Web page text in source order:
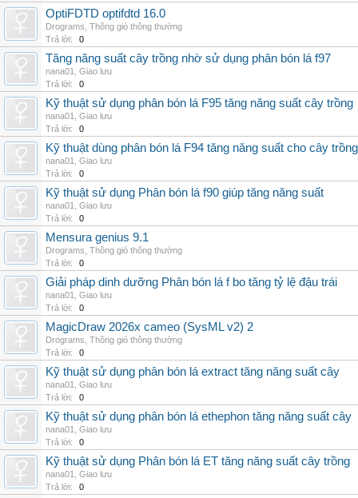
OptiFDTD optifdtd 16.0
Drograms Thông gió thông thường
Trả lời:
0
Tăng năng suất cây trồng nhờ sử dụng phân bón lá f97
nana01
Giao lưu
Trả lời:
0
Kỹ thuật sử dụng phân bón lá F95 tăng năng suất cây trồng
nana01
Giao lưu
Trả lời:
0
Kỹ thuật dùng phân bón lá F94 tăng năng suất cho cây trồng
nana01
Giao lưu
Trả lời:
0
Kỹ thuật sử dụng Phân bón lá f90 giúp tăng năng suất
nana01
Giao lưu
Trả lời:
0
Mensura genius 9.1
Drograms Thông gió thông thường
Trả lời:
0
Giải pháp dinh dưỡng Phân bón lá f bo tăng tỷ lệ đậu trái
nana01
Giao lưu
Trả lời:
0
MagicDraw 2026x cameo (SysML v2) 2
Drograms Thông gió thông thường
Trả lời:
0
Kỹ thuật sử dụng phân bón lá extract tăng năng suất cây
nana01
Giao lưu
Trả lời:
0
Kỹ thuật sử dụng phân bón lá ethephon tăng năng suất cây
nana01
Giao lưu
Trả lời:
0
Kỹ thuật sử dụng Phân bón lá ET tăng năng suất cây trồng
nana01
Giao lưu
Trả lời:
0